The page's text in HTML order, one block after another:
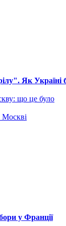
Як Україні
що це було
Москві
у Франції